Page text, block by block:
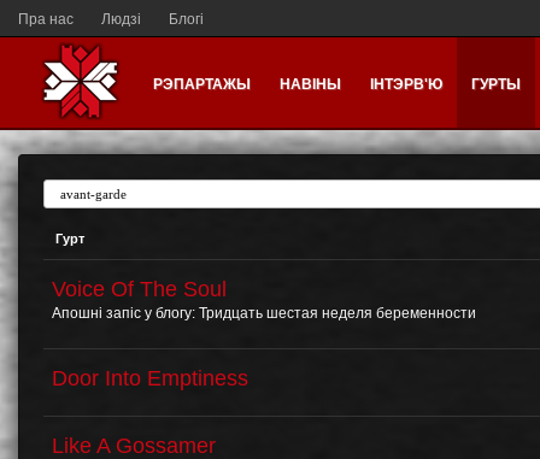
Пра нас Людзі Блогі
РЭПАРТАЖЫ НАВІНЫ ІНТЭРВ'Ю ГУРТЫ
Гурт
Voice Of The Soul
Апошні запіс у блогу: Тридцать шестая неделя беременности
Door Into Emptiness
Like A Gossamer